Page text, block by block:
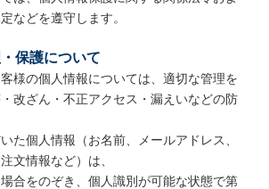
などを遵守します。
保護について
様の個人情報については、適切な管理を
改ざん・不正アクセス・漏えいなどの防
た個人情報（お名前、メールアドレス、
文情報など）は、
合をのぞき、個人識別が可能な状態で第